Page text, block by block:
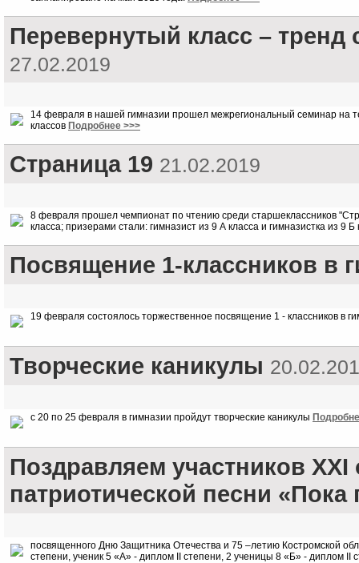
Перевернутый класс –
27.02.2019
14 февраля в нашей гимназии прошел межрегиональный семинар на
классов Подробнее >>>
Страница 19 21.02.2019
8 февраля прошел чемпионат по чтению среди старшеклассников
класса; призерами стали: гимназист из 9 А класса и гимназистка из 9 Б
Посвящение 1-классников в
19 февраля состоялось торжественное посвящение 1 - классников в
Творческие каникулы
с 20 по 25 февраля в гимназии пройдут творческие каникулы
Поздравляем участников
патриотической песни «Пока
посвященного Дню Защитника Отечества и 75 –летию Костромской
степени, ученик 5 «А» - диплом II степени, 2 ученицы 8 «Б» - диплом II